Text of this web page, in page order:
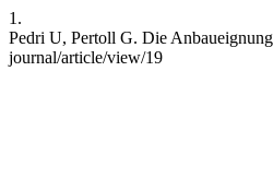
1.
Pedri U, Pertoll G. Die
journal/article/view/19